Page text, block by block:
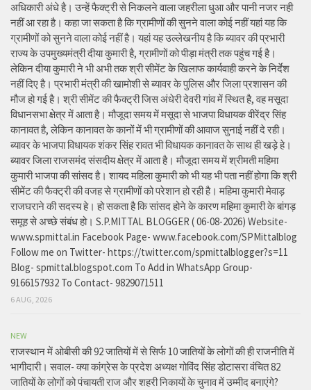
अधिकारी अंधे है। उन्हें फैक्ट्री से निकलने वाला जहरीला धुआ और पानी नजर नही
नहीं आ रहा है। कहा जा सकता है कि ग्रामीणों की सुनने वाला कोई नहीं यहां यह कि
ग्रामीणों को सुनने वाला कोई नहीं है। यहां यह उल्लेखनीय है कि ब्यावर की प्रभारी
राज्य के उपमुख्यमंत्री दीया कुमारी है, ग्रामीणों को पीड़ा मंत्री तक पहुंच गई है।
लेकिन दीया कुमारी ने भी अभी तक श्री सीमेंट के खिलाफ कार्यवाही करने के निर्देश
नहीं दिए है। प्रभारी मंत्री की खामोशी से ब्यावर के पुलिस और जिला प्रशासन की
मौज हो गई है। श्री सीमेंट की फैक्ट्री जिस अंधेरी देवरी गांव में स्थित है, वह मसूदा
विधानसभा क्षेत्र में आता है। मौजूदा समय में मसूदा से भाजपा विधायक वीरेंद्र सिंह
कानावत है, लेकिन कानावत के कानों में भी ग्रामीणों की आवाज सुनाई नहीं दे रही।
ब्यावर के भाजपा विधायक शंकर सिंह रावत भी विधायक कानावत के साथ ही खड़े हे।
ब्यावर जिला राजसमंद संसदीय क्षेत्र में आता है। मौजूदा समय में श्रीमती महिमा
कुमारी भाजपा की सांसद है। शायद महिला कुमारी को भी यह भी पता नहीं होगा कि श्री
सीमेंट की फैक्ट्री की वजह से ग्रामीणों को परेशान हो रही है। महिमा कुमारी मेवाड़
राजघराने की सदस्य हे। हो सकता है कि सांसद होने के कारण महिमा कुमारी के बांगड़
समूह से अच्छे संबंध हो। S.P.MITTAL BLOGGER ( 06-08-2026) Website-
www.spmittal.in Facebook Page- www.facebook.com/SPMittalblog
Follow me on Twitter- https://twitter.com/spmittalblogger?s=11
Blog- spmittal.blogspot.com To Add in WhatsApp Group-
9166157932 To Contact- 9829071511
6 AUG, 2026
NEW
राजस्थान में ओबीसी की 92 जातियों में से सिर्फ 10 जातियों के लोगों की ही राजनीति में
भागीदारी। सवाल- क्या कांग्रेस के प्रदेश अध्यक्ष गोविंद सिंह डोटासरा वंचित 82
जातियों के लोगों को पंचायती राज और शहरी निकायों के चुनाव में उम्मीद बनाएंगे?